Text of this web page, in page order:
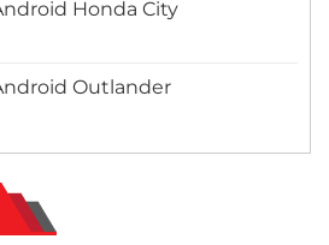
Honda City
Outlander